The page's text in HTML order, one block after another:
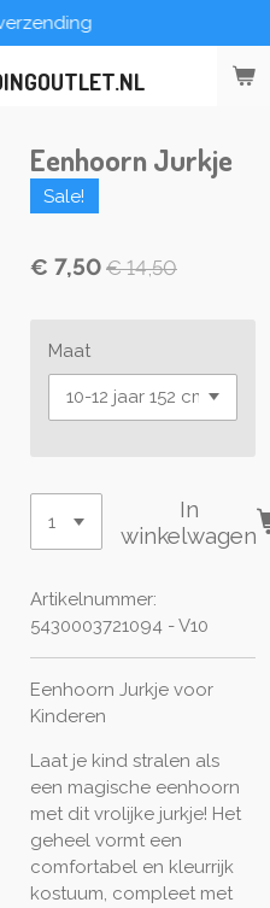
Eenhoorn Jurkje
Sale!
€ 7,50 € 14,50
Maat
In
winkelwagen
Artikelnummer:
5430003721094 - V10
Eenhoorn Jurkje voor
Kinderen
Laat je kind stralen als
een magische eenhoorn
met dit vrolijke jurkje! Het
geheel vormt een
comfortabel en kleurrijk
kostuum, compleet met